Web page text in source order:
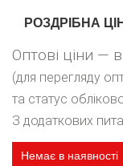
РОЗДРІБНА
Оптові ціни —
(для перегляду
та статус
З додаткових
Немає в наявності